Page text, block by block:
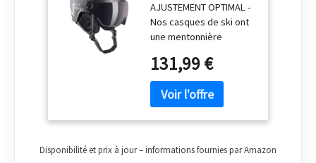
visière, blanc
carbone mat/noir,
M/L (58-61)..
AJUSTEMENT OPTIMAL -
Nos casques de ski ont
une mentonnière
une molette derrière la
tête pour un ajustement
continu, s'adaptant ainsi
précisément à toutes
les têtes RESPIRANTE -
respirante, amovible et
131,99 €
Disponibilité et prix à jour – informations fournies par Amazon